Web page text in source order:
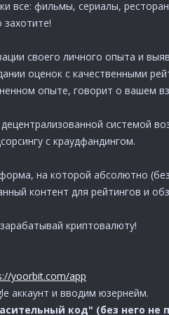
все: фильмы, сериалы,
своего личного опыта и
оценок с качественными
опыте, говорит о вашем
системой
с краудфандингом.
на которой абсолютно
контент для рейтингов и
криптовалюту!
yoorbit.com/app
аккаунт и вводим юзернейм.
код" (без него не